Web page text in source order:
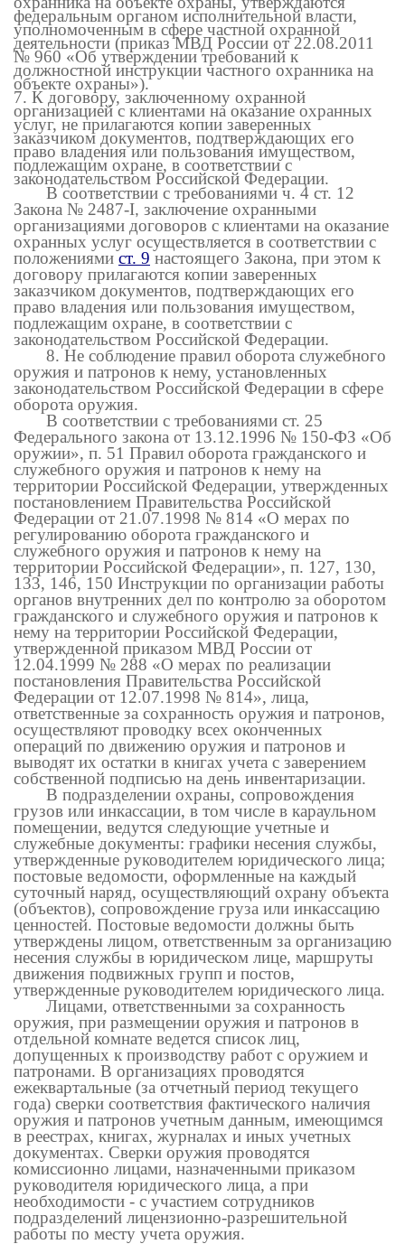
федеральным органом исполнительной власти,
уполномоченным в сфере частной охранной
деятельности (приказ МВД России от 22.08.2011
№ 960 «Об утверждении требований к
должностной инструкции частного охранника на
объекте охраны»).
7. К договору, заключенному охранной
организацией с клиентами на оказание охранных
услуг, не прилагаются копии заверенных
заказчиком документов, подтверждающих его
право владения или пользования имуществом,
подлежащим охране, в соответствии с
законодательством Российской Федерации.
В соответствии с требованиями ч. 4 ст. 12
Закона № 2487-I, заключение охранными
организациями договоров с клиентами на оказание
охранных услуг осуществляется в соответствии с
положениями ст. 9 настоящего Закона, при этом к
договору прилагаются копии заверенных
заказчиком документов, подтверждающих его
право владения или пользования имуществом,
подлежащим охране, в соответствии с
законодательством Российской Федерации.
8. Не соблюдение правил оборота служебного
оружия и патронов к нему, установленных
законодательством Российской Федерации в сфере
оборота оружия.
В соответствии с требованиями ст. 25
Федерального закона от 13.12.1996 № 150-ФЗ «Об
оружии», п. 51 Правил оборота гражданского и
служебного оружия и патронов к нему на
территории Российской Федерации, утвержденных
постановлением Правительства Российской
Федерации от 21.07.1998 № 814 «О мерах по
регулированию оборота гражданского и
служебного оружия и патронов к нему на
территории Российской Федерации», п. 127, 130,
133, 146, 150 Инструкции по организации работы
органов внутренних дел по контролю за оборотом
гражданского и служебного оружия и патронов к
нему на территории Российской Федерации,
утвержденной приказом МВД России от
12.04.1999 № 288 «О мерах по реализации
постановления Правительства Российской
Федерации от 12.07.1998 № 814», лица,
ответственные за сохранность оружия и патронов,
осуществляют проводку всех оконченных
операций по движению оружия и патронов и
выводят их остатки в книгах учета с заверением
собственной подписью на день инвентаризации.
В подразделении охраны, сопровождения
грузов или инкассации, в том числе в караульном
помещении, ведутся следующие учетные и
служебные документы: графики несения службы,
утвержденные руководителем юридического лица;
постовые ведомости, оформленные на каждый
суточный наряд, осуществляющий охрану объекта
(объектов), сопровождение груза или инкассацию
ценностей. Постовые ведомости должны быть
утверждены лицом, ответственным за организацию
несения службы в юридическом лице, маршруты
движения подвижных групп и постов,
утвержденные руководителем юридического лица.
Лицами, ответственными за сохранность
оружия, при размещении оружия и патронов в
отдельной комнате ведется список лиц,
допущенных к производству работ с оружием и
патронами. В организациях проводятся
ежеквартальные (за отчетный период текущего
года) сверки соответствия фактического наличия
оружия и патронов учетным данным, имеющимся
в реестрах, книгах, журналах и иных учетных
документах. Сверки оружия проводятся
комиссионно лицами, назначенными приказом
руководителя юридического лица, а при
необходимости - с участием сотрудников
подразделений лицензионно-разрешительной
работы по месту учета оружия.